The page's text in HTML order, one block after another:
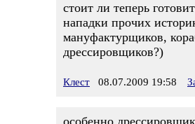
стоит ли теперь
нападки прочих
мануфактурщиков,
дрессировщиков?)
Клест 08.07.2009 19:58
особенно